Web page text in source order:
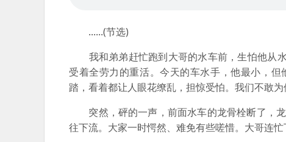
......(节选)
我和弟弟赶忙跑到大哥的水车前，生怕他从水
受着全劳力的重活。今天的车水手，他最小，
踏，看着都让人眼花缭乱，担惊受怕。我们不敢
突然，砰的一声，前面水车的龙骨栓断了，龙
往下流。大家一时愕然、难免有些嗟惜。大哥连